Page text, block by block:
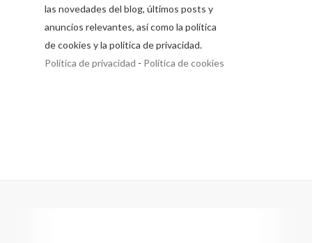
las novedades del blog, últimos posts y
anuncios relevantes, así como la política
de cookies y la política de privacidad.
Política de privacidad - Política de cookies